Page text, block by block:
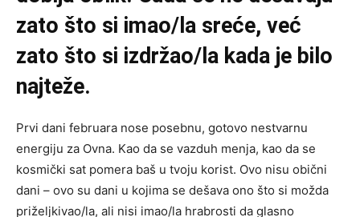
zato što si imao/la sreće, već
zato što si izdržao/la kada je bilo
najteže.
Prvi dani februara nose posebnu, gotovo nestvarnu
energiju za Ovna. Kao da se vazduh menja, kao da se
kosmički sat pomera baš u tvoju korist. Ovo nisu obični
dani – ovo su dani u kojima se dešava ono što si možda
priželjkivao/la, ali nisi imao/la hrabrosti da glasno